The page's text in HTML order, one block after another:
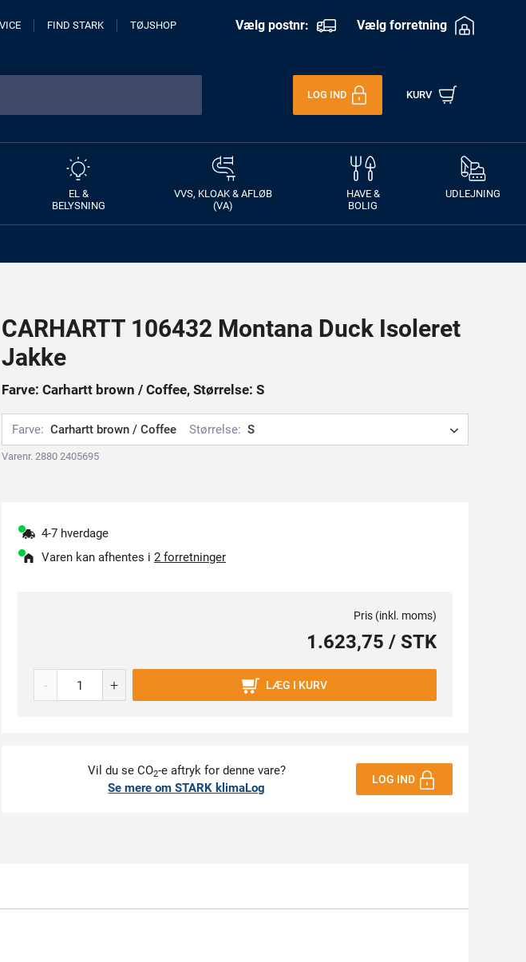
FIND STARK TØJSHOP Vælg postnr: Vælg forretning
LOG IND KURV
EL &
BELYSNING
VVS, KLOAK & AFLØB
(VA)
HAVE &
BOLIG
UDLEJNING
CARHARTT 106432 Montana Duck Isoleret
Jakke
Farve: Carhartt brown / Coffee, Størrelse: S
Farve: Carhartt brown / Coffee Størrelse: S
Varenr. 2880 2405695
4-7 hverdage
Varen kan afhentes i 2 forretninger
Pris (inkl. moms)
1.623,75 / STK
- + LÆG I KURV
Vil du se CO2-e aftryk for denne vare?
Se mere om STARK klimaLog
LOG IND